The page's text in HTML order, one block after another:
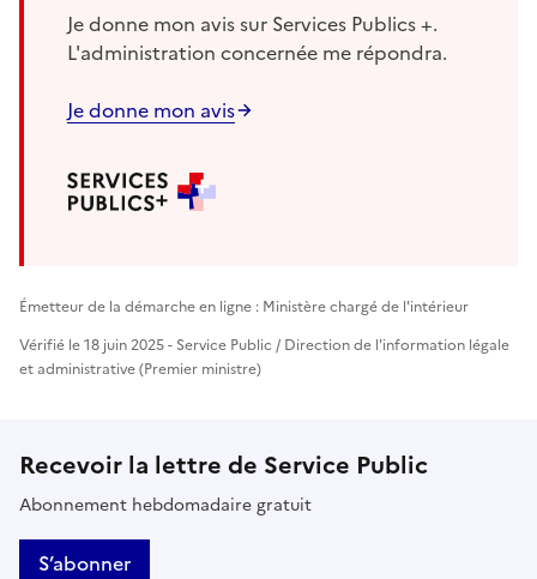
Je donne mon avis sur Services Publics +.
L'administration concernée me répondra.
Je donne mon avis
Émetteur de la démarche en ligne : Ministère chargé de l'intérieur
Vérifié le 18 juin 2025 - Service Public / Direction de l'information légale
et administrative (Premier ministre)
Recevoir la lettre de Service Public
Abonnement hebdomadaire gratuit
S’abonner